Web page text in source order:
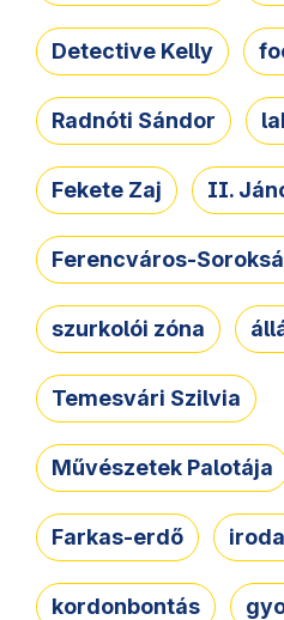
Detective Kelly
Radnóti Sándor
Fekete Zaj II.
Ferencváros-
szurkolói zóna
Temesvári Szilvia
Művészetek Palotája
Farkas-erdő
kordonbontás